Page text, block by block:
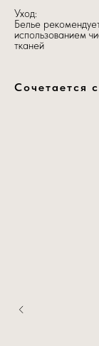
Уход:
Белье
использованием
тканей
Сочетается с